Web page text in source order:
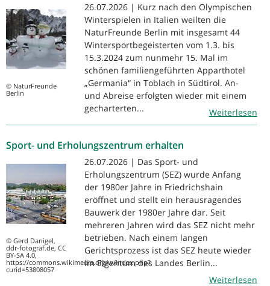
© NaturFreunde
Berlin
26.07.2026 | Kurz nach den Olympischen
Winterspielen in Italien weilten die
NaturFreunde Berlin mit insgesamt 44
Wintersportbegeisterten vom 1.3. bis
15.3.2024 zum nunmehr 15. Mal im
schönen familiengeführten Apparthotel
„Germania“ in Toblach in Südtirol. An-
und Abreise erfolgten wieder mit einem
gecharterten...
Weiterlesen
Sport- und Erholungszentrum erhalten
© Gerd Danigel,
ddr-fotograf.de, CC
BY-SA 4.0,
https://commons.wikimedia.org/w/index.php?
curid=53808057
26.07.2026 | Das Sport- und
Erholungszentrum (SEZ) wurde Anfang
der 1980er Jahre in Friedrichshain
eröffnet und stellt ein herausragendes
Bauwerk der 1980er Jahre dar. Seit
mehreren Jahren wird das SEZ nicht mehr
betrieben. Nach einem langen
Gerichtsprozess ist das SEZ heute wieder
im Eigentum des Landes Berlin...
Weiterlesen